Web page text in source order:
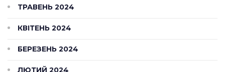
ТРАВЕНЬ 2024
КВІТЕНЬ 2024
БЕРЕЗЕНЬ 2024
ЛЮТИЙ 2024